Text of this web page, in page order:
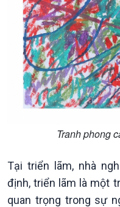
Tranh phong
Tại triển lãm, nhà
định, triển lãm là một
quan trọng trong sự